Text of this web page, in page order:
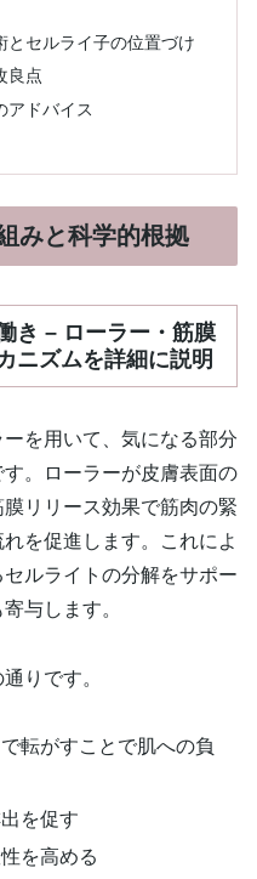
とセルライ子の位置づけ
良点
アドバイス
みと科学的根拠
き – ローラー・筋膜
ニズムを詳細に説明
を用いて、気になる部分
。ローラーが皮膚表面の
リリース効果で筋肉の緊
を促進します。これによ
ルライトの分解をサポー
与します。
りです。
転がすことで肌への負
を促す
を高める